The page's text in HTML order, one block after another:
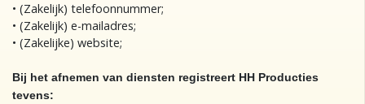
• (Zakelijk) telefoonnummer;
• (Zakelijk) e-mailadres;
• (Zakelijke) website;
Bij het afnemen van diensten registreert HH Producties
tevens: